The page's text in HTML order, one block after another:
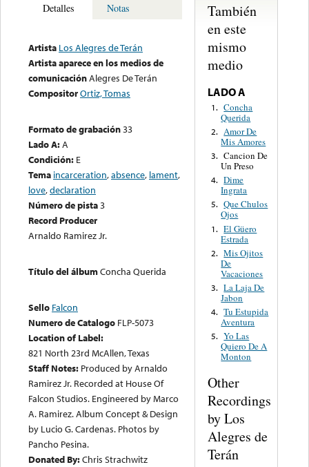
Detalles Notas
Artista Los Alegres de Terán
Artista aparece en los medios de
comunicaciónAlegres De Terán
CompositorOrtiz, Tomas
Formato de grabación33
Lado A:A
Condición: E
Tema incarceration,absence, lament,
love,declaration
Número de pista3
Record Producer
Arnaldo Ramirez Jr.
Título del álbumConcha Querida
Sello Falcon
Numero de Catalogo FLP-5073
Location of Label:
821 North 23rd McAllen, Texas
Staff Notes: Produced by Arnaldo
Ramirez Jr. Recorded at House Of
Falcon Studios. Engineered by Marco
A. Ramirez. Album Concept & Design
by Lucio G. Cardenas. Photos by
Pancho Pesina.
Donated By:Chris Strachwitz
También
en este
mismo
medio
LADO A
1. Concha
Querida
2. Amor De
Mis Amores
3. Cancion De
Un Preso
4. Dime
Ingrata
5. Que Chulos
Ojos
1. El Güero
Estrada
2. Mis Ojitos
De
Vacaciones
3. La Laja De
Jabon
4. Tu Estupida
Aventura
5. Yo Las
Quiero De A
Monton
Other
Recordings
by Los
Alegres de
Terán